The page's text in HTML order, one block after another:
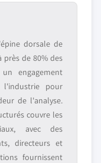
dorsale de
de 80% des
engagement
pour
de l'analyse.
couvre les
avec des
directeurs et
fournissent